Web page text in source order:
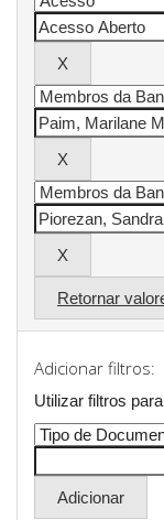
Retornar
Adicionar filtros:
Utilizar filtros